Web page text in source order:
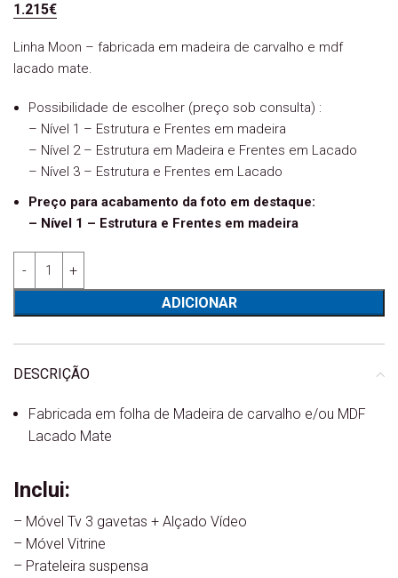
1.215€
Linha Moon – fabricada em madeira de carvalho e mdf
lacado mate.
Possibilidade de escolher (preço sob consulta) :
– Nível 1 – Estrutura e Frentes em madeira
– Nível 2 – Estrutura em Madeira e Frentes em Lacado
– Nível 3 – Estrutura e Frentes em Lacado
Preço para acabamento da foto em destaque:
– Nível 1 – Estrutura e Frentes em madeira
Quantidade de Estante Moon.02
ADICIONAR
DESCRIÇÃO
Fabricada em folha de Madeira de carvalho e/ou MDF
Lacado Mate
Inclui:
– Móvel Tv 3 gavetas + Alçado Vídeo
– Móvel Vitrine
– Prateleira suspensa